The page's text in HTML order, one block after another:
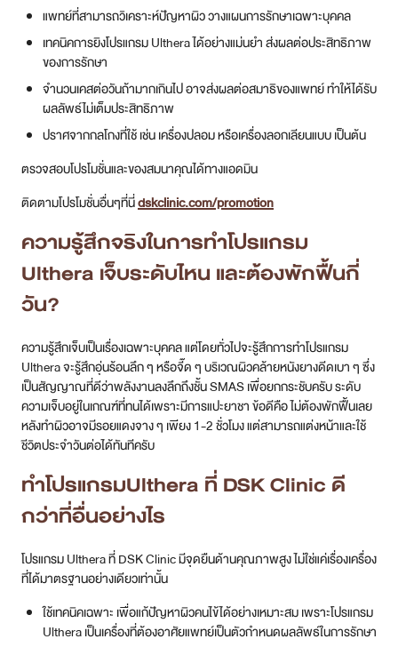
แพทย์ที่สามารถวิเคราะห์ปัญหาผิว วางแผนการรักษาเฉพาะบุคคล
เทคนิคการยิงโปรแกรม Ulthera ได้อย่างแม่นยำ ส่งผลต่อประสิทธิภาพ
ของการรักษา
จำนวนเคสต่อวันถ้ามากเกินไป อาจส่งผลต่อสมาธิของแพทย์ ทำให้ได้รับ
ผลลัพธ์ไม่เต็มประสิทธิภาพ
ปราศจากกลโกงที่ใช้ เช่น เครื่องปลอม หรือเครื่องลอกเลียนแบบ เป็นต้น
ตรวจสอบโปรโมชั่นและของสมนาคุณได้ทางแอดมิน
ติดตามโปรโมชั่นอื่นๆที่นี่dskclinic.com/promotion
ความรู้สึกจริงในการทำโปรแกรม
Ulthera เจ็บระดับไหน และต้องพักฟื้นกี่
วัน?
ความรู้สึกเจ็บเป็นเรื่องเฉพาะบุคคล แต่โดยทั่วไปจะรู้สึกการทำโปรแกรม
Ulthera จะรู้สึกอุ่นร้อนลึก ๆ หรือจี๊ด ๆ บริเวณผิวคล้ายหนังยางดีดเบา ๆ ซึ่ง
เป็นสัญญาณที่ดีว่าพลังงานลงลึกถึงชั้น SMAS เพื่อยกกระชับครับ ระดับ
ความเจ็บอยู่ในเกณฑ์ที่ทนได้เพราะมีการแปะยาชา ข้อดีคือ ไม่ต้องพักฟื้นเลย
หลังทำผิวอาจมีรอยแดงจาง ๆ เพียง 1-2 ชั่วโมง แต่สามารถแต่งหน้าและใช้
ชีวิตประจำวันต่อได้ทันทีครับ
ทำโปรแกรมUlthera ที่ DSK Clinic ดี
กว่าที่อื่นอย่างไร
โปรแกรม Ulthera ที่ DSK Clinic มีจุดยืนด้านคุณภาพสูง ไม่ใช่แค่เรื่องเครื่อง
ที่ได้มาตรฐานอย่างเดียวเท่านั้น
ใช้เทคนิคเฉพาะ เพื่อแก้ปัญหาผิวคนไข้ได้อย่างเหมาะสม เพราะโปรแกรม
Ulthera เป็นเครื่องที่ต้องอาศัยแพทย์เป็นตัวกำหนดผลลัพธ์ในการรักษา